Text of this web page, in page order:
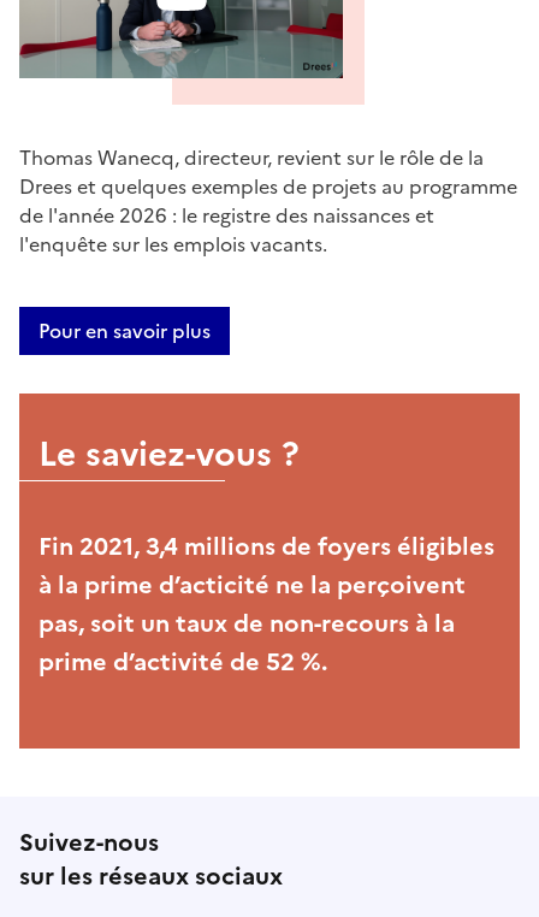
Thomas Wanecq, directeur, revient sur le rôle de la
Drees et quelques exemples de projets au programme
de l'année 2026 : le registre des naissances et
l'enquête sur les emplois vacants.
Pour en savoir plus
Le saviez-vous ?
Fin 2021, 3,4 millions de foyers éligibles
à la prime d’acticité ne la perçoivent
pas, soit un taux de non-recours à la
prime d’activité de 52 %.
Suivez-nous
sur les réseaux sociaux